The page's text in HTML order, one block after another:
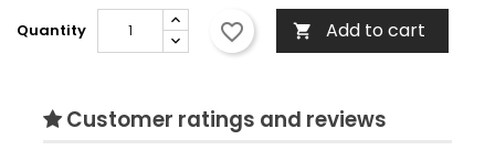
Quantity favorite_border  Add to cart
Customer ratings and reviews